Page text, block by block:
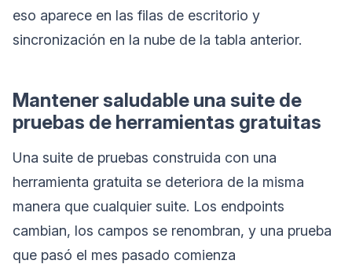
eso aparece en las filas de escritorio y
sincronización en la nube de la tabla anterior.
Mantener saludable una suite de
pruebas de herramientas gratuitas
Una suite de pruebas construida con una
herramienta gratuita se deteriora de la misma
manera que cualquier suite. Los endpoints
cambian, los campos se renombran, y una prueba
que pasó el mes pasado comienza